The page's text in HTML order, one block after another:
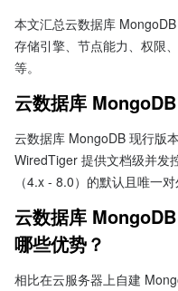
本文汇总云数据库
存储引擎、节点能力、权限
等。
云数据库
云数据库 MongoDB 现行版
WiredTiger 提供文档级并发
（4.x - 8.0）的默认且唯一对
云数据库
哪些优势？
相比在云服务器上自建